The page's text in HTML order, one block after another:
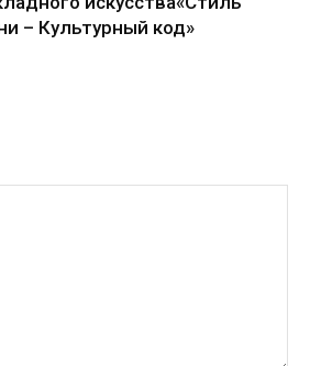
– Культурный код»